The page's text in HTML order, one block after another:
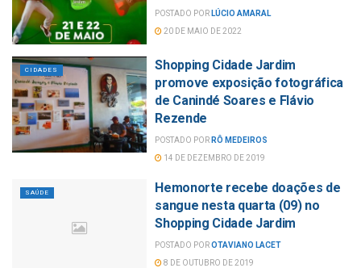
POSTADO POR LÚCIO AMARAL
20 DE MAIO DE 2022
CIDADES
Shopping Cidade Jardim
promove exposição fotográfica
de Canindé Soares e Flávio
Rezende
POSTADO POR RÔ MEDEIROS
14 DE DEZEMBRO DE 2019
SAÚDE
Hemonorte recebe doações de
sangue nesta quarta (09) no
Shopping Cidade Jardim
POSTADO POROTAVIANO LACET
8 DE OUTUBRO DE 2019